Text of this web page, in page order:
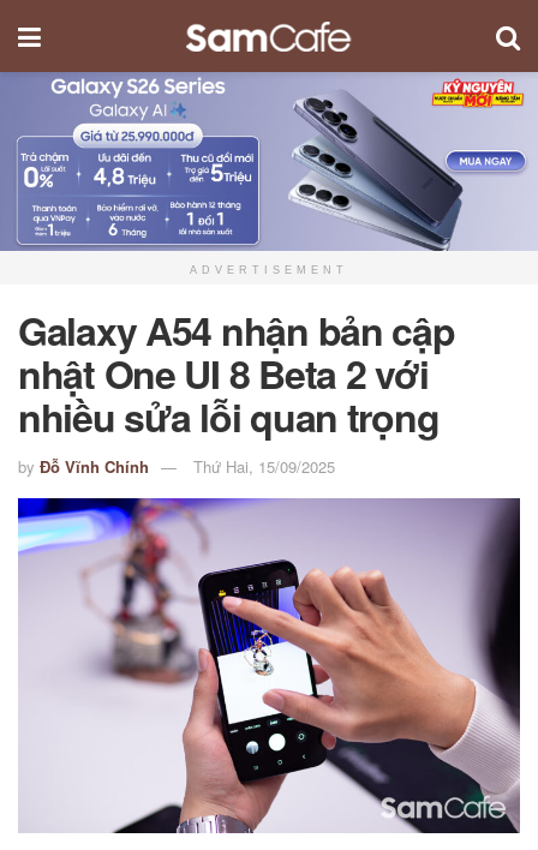
ADVERTISEMENT
Galaxy A54 nhận bản cập
nhật One UI 8 Beta 2 với
nhiều sửa lỗi quan trọng
by Đỗ Vĩnh Chính Thứ Hai, 15/09/2025